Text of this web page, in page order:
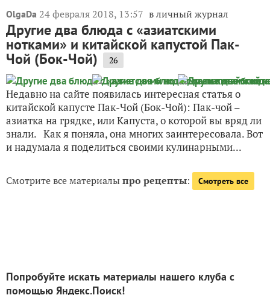
OlgaDa 24 февраля 2018, 13:57 в личный журнал
Другие два блюда с «азиатскими
нотками» и китайской капустой Пак-
Чой (Бок-Чой) 26
Недавно на сайте появилась интересная статья о
китайской капусте Пак-Чой (Бок-Чой): Пак-чой –
азиатка на грядке, или Капуста, о которой вы вряд ли
знали. Как я поняла, она многих заинтересовала. Вот
и надумала я поделиться своими кулинарными...
Смотрите все материалыпро рецепты: Смотреть все
Попробуйте искать материалы нашего клуба с
помощью Яндекс.Поиск!